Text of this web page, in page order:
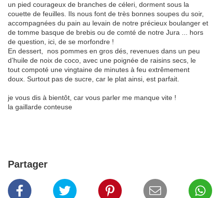
un pied courageux de branches de céleri, dorment sous la
couette de feuilles. Ils nous font de très bonnes soupes du soir,
accompagnées du pain au levain de notre précieux boulanger et
de tomme basque de brebis ou de comté de notre Jura ... hors
de question, ici, de se morfondre !
En dessert, nos pommes en gros dés, revenues dans un peu
d’huile de noix de coco, avec une poignée de raisins secs, le
tout compoté une vingtaine de minutes à feu extrêmement
doux. Surtout pas de sucre, car le plat ainsi, est parfait.
je vous dis à bientôt, car vous parler me manque vite !
la gaillarde conteuse
Partager